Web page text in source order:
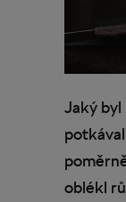
Jaký byl
oblékl